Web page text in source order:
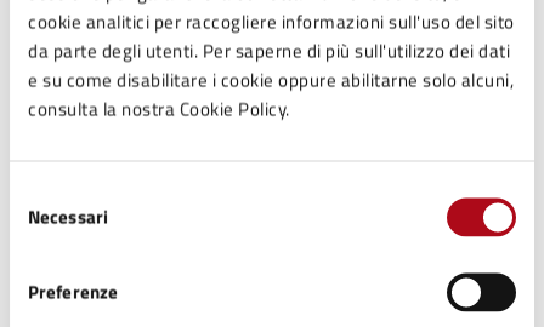
cookie analitici per raccogliere informazioni sull'uso del sito
da parte degli utenti. Per saperne di più sull'utilizzo dei dati
e su come disabilitare i cookie oppure abilitarne solo alcuni,
consulta la nostra Cookie Policy.
delNecessari
Preferenze
Costi
La mostra resterà aperta al pubblico fino al 13 aprile